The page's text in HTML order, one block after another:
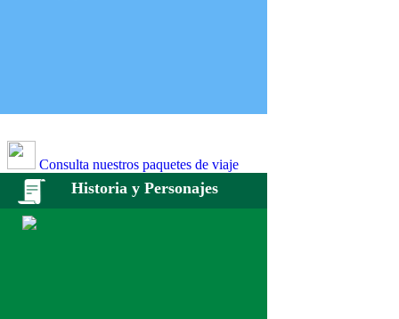
Consulta nuestros paquetes de viaje
Historia y Personajes